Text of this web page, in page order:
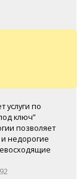
услуги по
ключ”
позволяет
недорогие